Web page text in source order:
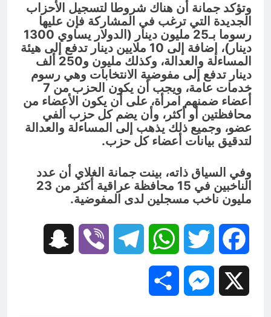
وتؤكد جمانة أن هناك شروطا لتسجيل الأحزاب
الجديدة التي ترغب في المشاركة فإن عليها
رسوما بـ25 مليون دينار (الدولار يساوي 1300
دينار)، إضافة إلى 10 ملايين دينار تدفع إلى هيئة
المساءلة والعدالة، وكذلك مليون و250 ألف
دينار تدفع إلى مفوضية الانتخابات وهي رسوم
خدمات عامة، ويجب أن يكون الحزب من 7
أعضاء ضمنهم امرأة، على أن يكون الأعضاء من
محافظتين أو أكثر، وأن يضم كل حزب ألفي
عضو، وجميع ذلك يذهب إلى المساءلة والعدالة
لتدقيق بيانات أعضاء كل حزب.
وفي السياق ذاته، بينت جمانة الغلاي أن عدد
الناخبين في 15 محافظة عراقية أكثر من 23
مليون ناخب مسجلين لدى المفوضية.
Facebook
Twitter
WhatsApp
Telegram
Viber
Messenger